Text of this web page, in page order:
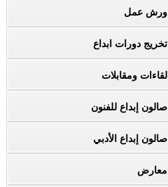
ورش عمل
تخريج دورات ابداع
لقاءات ومقابلات
صالون إبداع للفنون
صالون إبداع الأدبي
معارض